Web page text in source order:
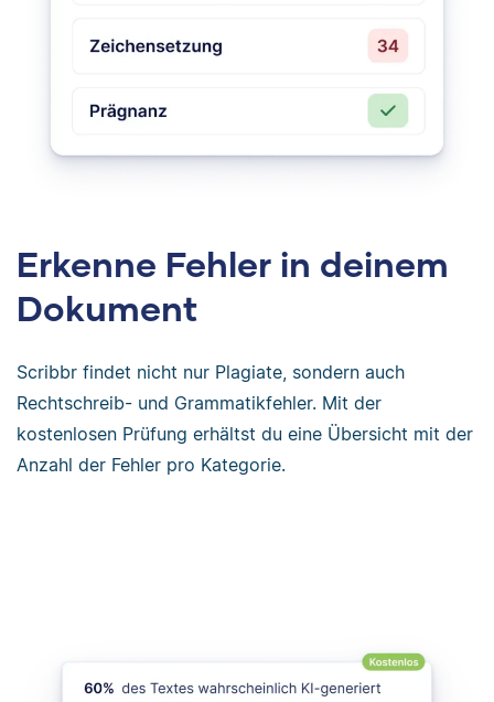
Erkenne Fehler in deinem
Dokument
Scribbr findet nicht nur Plagiate, sondern auch
Rechtschreib- und Grammatikfehler. Mit der
kostenlosen Prüfung erhältst du eine Übersicht mit der
Anzahl der Fehler pro Kategorie.